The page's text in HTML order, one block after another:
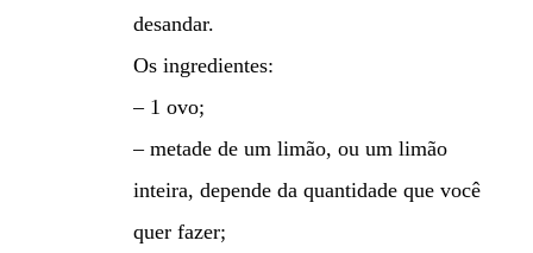
desandar.
Os ingredientes:
– 1 ovo;
– metade de um limão, ou um limão
inteira, depende da quantidade que você
quer fazer;